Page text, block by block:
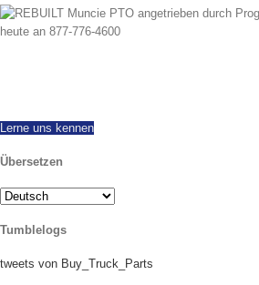
Lerne uns kennen
Übersetzen
Tumblelogs
tweets von Buy_Truck_Parts